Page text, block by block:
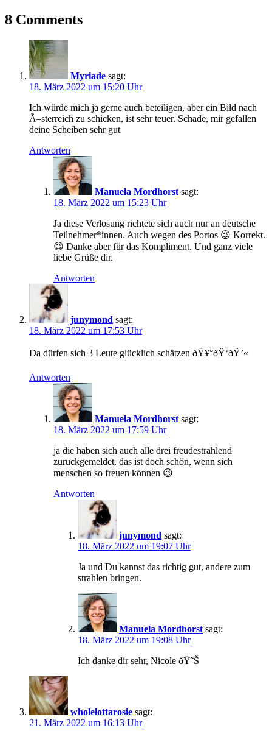
Gewinner
Manuela
Mordhorst
Originale
Kunst
Verlosung
8 Comments
Myriade sagt:
18. März 2022 um 15:20 Uhr
Ich würde mich ja gerne auch beteiligen, aber ein Bild nach
Ã–sterreich zu schicken, ist sehr teuer. Schade, mir gefallen
deine Scheiben sehr gut
Antworten
Manuela Mordhorst sagt:
18. März 2022 um 15:23 Uhr
Ja diese Verlosung richtete sich auch nur an deutsche
Teilnehmer*innen. Auch wegen des Portos 😉 Korrekt.
😉 Danke aber für das Kompliment. Und ganz viele
liebe Grüße dir.
Antworten
junymond sagt:
18. März 2022 um 17:53 Uhr
Da dürfen sich 3 Leute glücklich schätzen ðŸ¥°ðŸ‘ðŸ’«
Antworten
Manuela Mordhorst sagt:
18. März 2022 um 17:59 Uhr
ja die haben sich auch alle drei freudestrahlend
zurückgemeldet. das ist doch schön, wenn sich
menschen so freuen können 😉
Antworten
junymond sagt:
18. März 2022 um 19:07 Uhr
Ja und Du kannst das richtig gut, andere zum
strahlen bringen.
Manuela Mordhorst sagt:
18. März 2022 um 19:08 Uhr
Ich danke dir sehr, Nicole ðŸ˜Š
wholelottarosie sagt:
21. März 2022 um 16:13 Uhr